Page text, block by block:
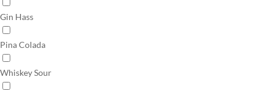
Gin Hass
Pina Colada
Whiskey Sour